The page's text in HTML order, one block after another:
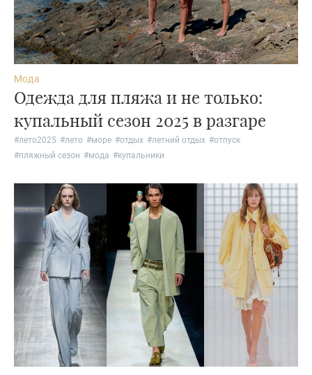
Мода
Одежда для пляжа и не только:
купальный сезон 2025 в разгаре
#лето2025 #лето #море #отдых #летний отдых #отпуск
#пляжный сезон #мода #купальники